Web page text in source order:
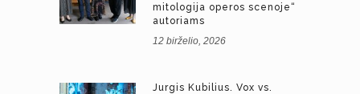
mitologija operos scenoje“
autoriams
12 birželio, 2026
Jurgis Kubilius. Vox vs.